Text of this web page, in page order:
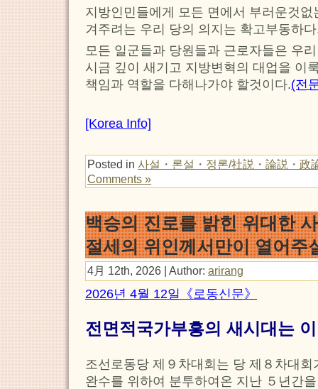
지방인민들에게 모든 면에서 부러운것
겨주려는 우리 당의 의지는 확고부동하
모든 일군들과 당원들과 근로자들은 우
시금 깊이 새기고 지방변혁의 대업을 이
책임과 역할을 다해나가야 할것이다.(전
[Korea Info]
Posted in 사설・론설・정론/社説・論説・政
Comments »
백승의 진로를 밝힌 위대한
절세의 위인께서만이 열어주
4月 12th, 2026 | Author: arirang
2026년 4월 12일《로동신문》
전면적국가부흥의 새시대는
조선로동당 제９차대회는 당 제８차대
완수를 위하여 분투하여온 지난 ５년간